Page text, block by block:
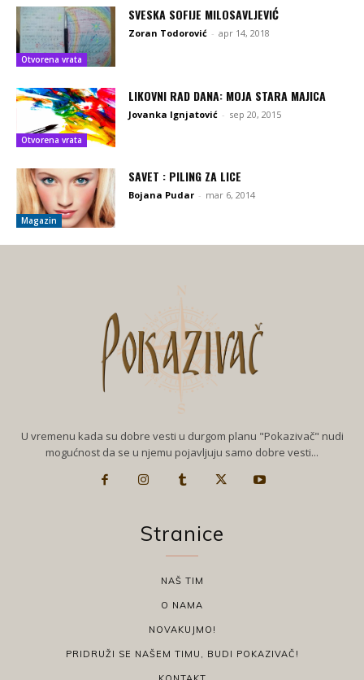
Otvorena vrata
SVESKA SOFIJE MILOSAVLJEVIĆ
Zoran Todorović - apr 14, 2018
Otvorena vrata
LIKOVNI RAD DANA: MOJA STARA MAJICA
Jovanka Ignjatović - sep 20, 2015
Magazin
SAVET : PILING ZA LICE
Bojana Pudar - mar 6, 2014
U vremenu kada su dobre vesti u durgom planu "Pokazivač" nudi
mogućnost da se u njemu pojavljuju samo dobre vesti...
Stranice
NAŠ TIM
O NAMA
NOVAKUJMO!
PRIDRUŽI SE NAŠEM TIMU, BUDI POKAZIVAČ!